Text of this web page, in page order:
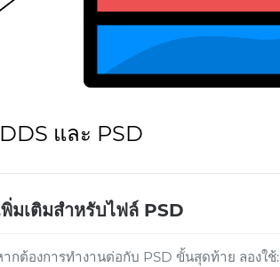
และ PSD
พิ่มเติมสำหรับไฟล์ PSD
กต้องการทำงานต่อกับ PSD ขั้นสุดท้าย ลองใช้: